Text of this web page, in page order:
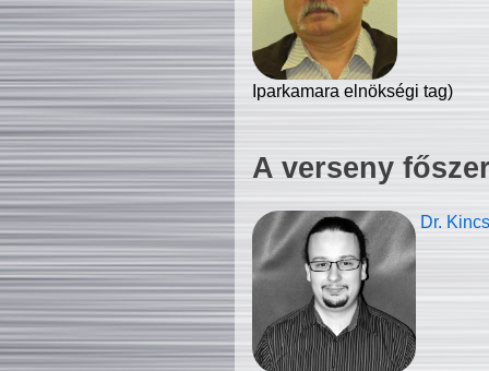
Iparkamara elnökségi tag)
A verseny
Dr.